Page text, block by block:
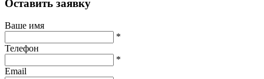
Оставить заявку
Ваше имя
*
Телефон
*
Email